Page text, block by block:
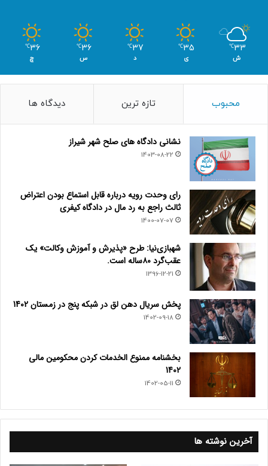
33
℃
ش
35
℃
ی
37
℃
د
36
℃
س
36
℃
چ
محبوب تازه ترین دیدگاه ها
نشانی دادگاه های صلح شهر شیراز
1403-08-22
رای وحدت رویه درباره قابل استماع بودن اعتراض
ثالث راجع به رد مال در دادگاه کیفری
1400-07-07
شهبازی‌نیا: طرح «پذیرش و آموزش وکالت» یک
عقب‌گرد ۸۰ساله است.
1396-12-21
پخش سریال دهن لق در شبکه پنج در زمستان 1402
1402-09-18
بخشنامه ممنوع الخدمات کردن محکومین مالی
1402
1402-05-11
آخرین نوشته ها